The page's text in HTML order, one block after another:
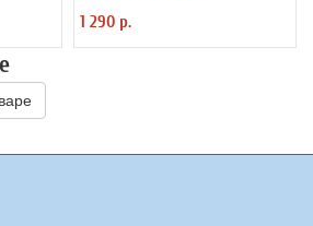
1 290 р.